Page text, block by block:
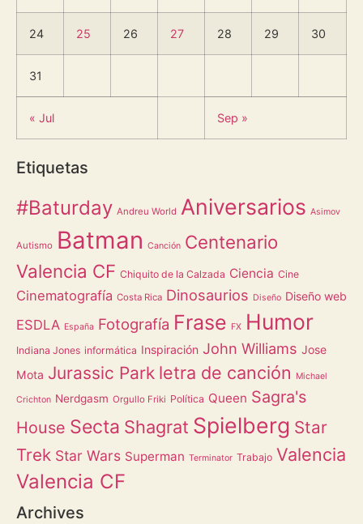
24 25 26 27 28 29 30
31
« Jul Sep »
Etiquetas
#Baturday Andreu World Aniversarios Asimov
Autismo Batman Canción Centenario
Valencia CF Chiquito de la Calzada Ciencia Cine
Cinematografía Costa Rica Dinosaurios Diseño Diseño web
ESDLA España Fotografía Frase FX Humor
Indiana Jones informática Inspiración John Williams Jose
Mota Jurassic Park letra de canción Michael
Crichton Nerdgasm Orgullo Friki Política Queen Sagra's
House Secta Shagrat Spielberg Star
Trek Star Wars Superman Terminator Trabajo Valencia
Valencia CF
Archives